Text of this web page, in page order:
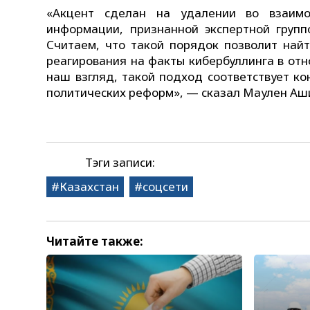
«Акцент сделан на удалении во
информации, признанной экспертной
Считаем, что такой порядок позволит
реагирования на факты кибербуллинга в
наш взгляд, такой подход соответствует
политических реформ», — сказал Маулен
Тэги записи:
Казахстан
соцсети
Читайте также: